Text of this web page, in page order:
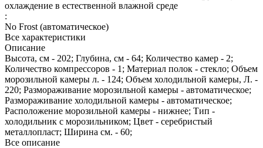
охлаждение в естественной влажной среде
:
No Frost (автоматическое)
Все характеристики
Описание
Высота, см - 202; Глубина, см - 64; Количество камер - 2;
Количество компрессоров - 1; Материал полок - стекло; Объем
морозильной камеры л. - 124; Объем холодильной камеры, Л. -
220; Размораживание морозильной камеры - автоматическое;
Размораживание холодильной камеры - автоматическое;
Расположение морозильной камеры - нижнее; Тип -
холодильник с морозильником; Цвет - серебристый
металлопласт; Ширина см. - 60;
Все описание